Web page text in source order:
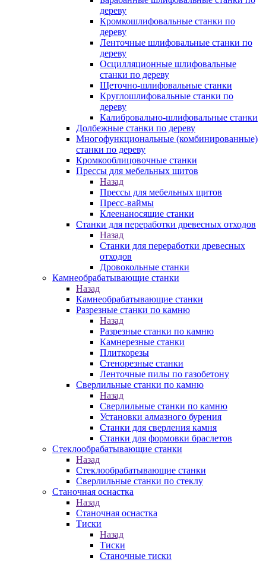
дереву
Кромкошлифовальные станки по
дереву
Ленточные шлифовальные станки по
дереву
Осцилляционные шлифовальные
станки по дереву
Щеточно-шлифовальные станки
Круглошлифовальные станки по
дереву
Калибровально-шлифовальные станки
Долбежные станки по дереву
Многофункциональные (комбинированные)
станки по дереву
Кромкооблицовочные станки
Прессы для мебельных щитов
Назад
Прессы для мебельных щитов
Пресс-ваймы
Клеенаносящие станки
Станки для переработки древесных отходов
Назад
Станки для переработки древесных
отходов
Дровокольные станки
Камнеобрабатывающие станки
Назад
Камнеобрабатывающие станки
Разрезные станки по камню
Назад
Разрезные станки по камню
Камнерезные станки
Плиткорезы
Стенорезные станки
Ленточные пилы по газобетону
Сверлильные станки по камню
Назад
Сверлильные станки по камню
Установки алмазного бурения
Станки для сверления камня
Станки для формовки браслетов
Стеклообрабатывающие станки
Назад
Стеклообрабатывающие станки
Сверлильные станки по стеклу
Станочная оснастка
Назад
Станочная оснастка
Тиски
Назад
Тиски
Станочные тиски